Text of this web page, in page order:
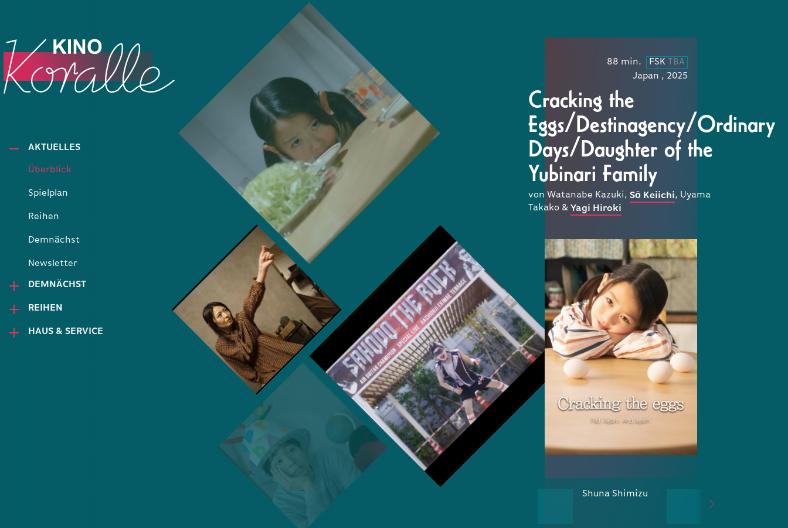
AKTUELLES
Überblick
Spielplan
Reihen
Demnächst
Newsletter
DEMNÄCHST
REIHEN
HAUS & SERVICE
88 min. FSK
TBA
Japan , 2025
Cracking the
Eggs/Destinagency/Ordinary
Days/Daughter of the
Yubinari Family
von Watanabe Kazuki, Sō Keiichi, Uyama
Takako &Yagi Hiroki
Shuna Shimizu